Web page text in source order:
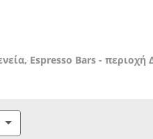
Espresso Bars -